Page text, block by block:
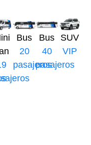
Bus
20
pasajeros
Bus
40
pasajeros
SUV
VIP